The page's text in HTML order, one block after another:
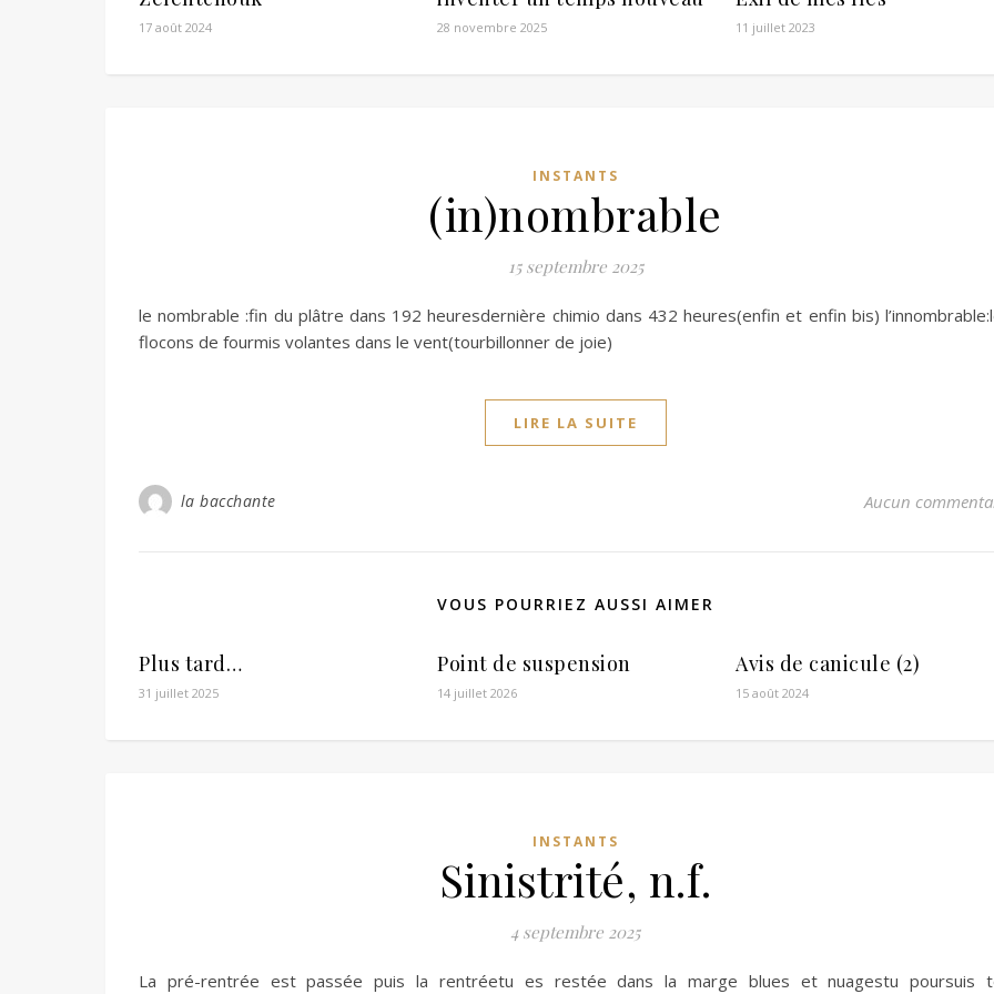
17 août 2024 28 novembre 2025 11 juillet 2023
INSTANTS
(in)nombrable
15 septembre 2025
le nombrable :fin du plâtre dans 192 heuresdernière chimio dans 432 heures(enfin et enfin bis)
flocons de fourmis volantes dans le vent(tourbillonner de joie)
LIRE LA SUITE
la bacchante Aucun
VOUS POURRIEZ AUSSI AIMER
Plus tard…
31 juillet 2025
Point de suspension
14 juillet 2026
Avis de canicule (2)
15 août 2024
INSTANTS
Sinistrité, n.f.
4 septembre 2025
La pré-rentrée est passée puis la rentréetu es restée dans la marge blues et nuagestu poursuis